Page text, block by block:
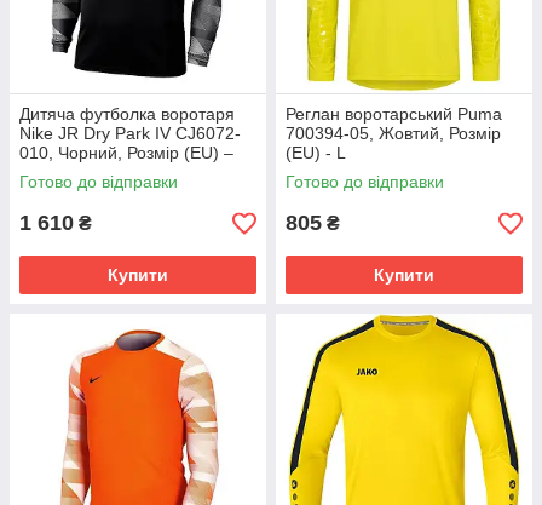
Дитяча футболка воротаря
Nike JR Dry Park IV CJ6072-
010, Чорний, Розмір (EU) –
152cm
Готово до відправки
1 610 ₴
Купити
Реглан воротарський Puma
700394-05, Жовтий, Розмір
(EU) - L
Готово до відправки
805 ₴
Купити